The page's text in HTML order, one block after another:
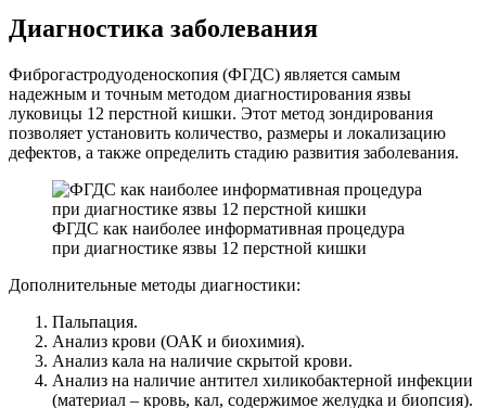
Диагностика заболевания
Фиброгастродуоденоскопия (ФГДС) является самым
надежным и точным методом диагностирования язвы
луковицы 12 перстной кишки. Этот метод зондирования
позволяет установить количество, размеры и локализацию
дефектов, а также определить стадию развития заболевания.
ФГДС как наиболее информативная процедура
при диагностике язвы 12 перстной кишки
Дополнительные методы диагностики:
Пальпация.
Анализ крови (ОАК и биохимия).
Анализ кала на наличие скрытой крови.
Анализ на наличие антител хиликобактерной инфекции
(материал – кровь, кал, содержимое желудка и биопсия).